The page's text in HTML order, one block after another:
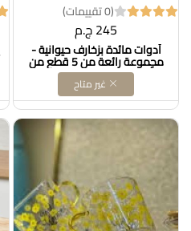
(0 تقييمات)
245 ج.م
أدوات مائدة بزخارف حيوانية -
مجموعة رائعة من 5 قطع من
أدوات الطعام البلاستيكية
للأطفال تتميز بتصميمات حيوانات
لطيفة: كوب ووعاء وطبق
وملعقة وشوكة لمغامرات
طعام مثيرة DOLLAR FOR
IMPORT كود B0F5N56LPQ
غير متاح